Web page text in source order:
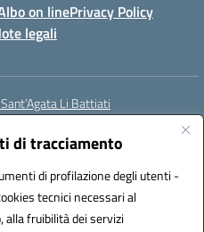
di tracciamento
di profilazione degli utenti -
tecnici necessari al
fruibilità dei servizi
on linePrivacy Policy
legali
Li Battiati
ctic8bl002@istruzione.it
(IPA): 7UKG69R2